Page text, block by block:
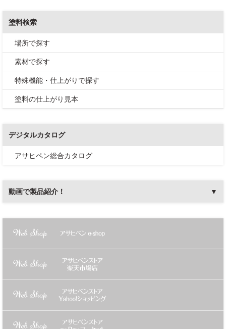
塗料検索
場所で探す
素材で探す
特殊機能・仕上がりで探す
塗料の仕上がり見本
デジタルカタログ
アサヒペン総合カタログ
動画で製品紹介！